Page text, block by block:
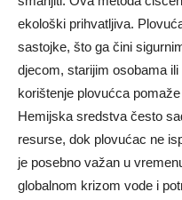
ekološki prihvatljiva.
sastojke, što ga čini
djecom, starijim osobama
korištenje plovućca
Hemijska sredstva često
resurse, dok plovućac ne
je posebno važan u
globalnom krizom vode i